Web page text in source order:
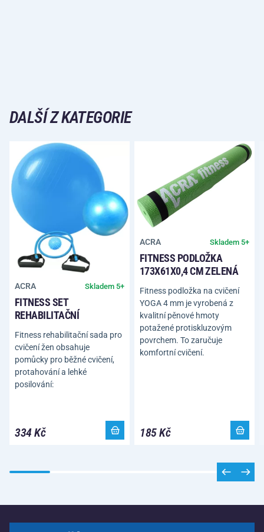
DALŠÍ Z KATEGORIE
ACRA Skladem 5+
FITNESS SET
REHABILITAČNÍ
Fitness rehabilitační sada pro
cvičení žen obsahuje
pomůcky pro běžné cvičení,
protahování a lehké
posilování:
334 Kč
ACRA Skladem 5+
FITNESS PODLOŽKA
173X61X0,4 CM ZELENÁ
Fitness podložka na cvičení
YOGA 4 mm je vyrobená z
kvalitní pěnové hmoty
potažené protiskluzovým
povrchem. To zaručuje
komfortní cvičení.
185 Kč